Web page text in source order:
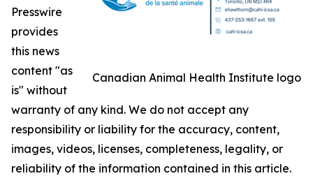
Canadian Animal Health Institute logo
Presswire
provides
this news
content "as
is" without
warranty of any kind. We do not accept any
responsibility or liability for the accuracy, content,
images, videos, licenses, completeness, legality, or
reliability of the information contained in this article.